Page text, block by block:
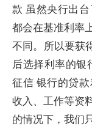
款 虽然央行出
都会在基准利率
不同。所以要获
后选择利率的银
征信 银行的贷款
收入、工作等资
的情况下，我们